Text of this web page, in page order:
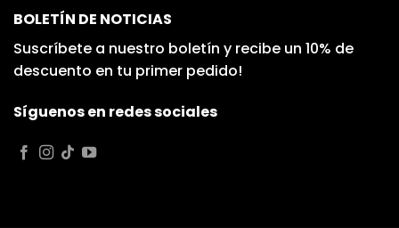
BOLETÍN DE NOTICIAS
Suscríbete a nuestro boletín y recibe un 10% de
descuento en tu primer pedido!
Síguenos en redes sociales